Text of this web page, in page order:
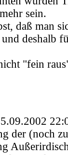
sein.
daß man
deshalb
"fein
der (noch